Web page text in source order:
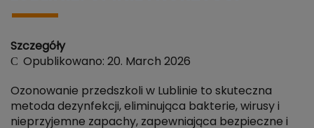
Szczegóły
Opublikowano: 20. March 2026
Ozonowanie przedszkoli w Lublinie to skuteczna
metoda dezynfekcji, eliminująca bakterie, wirusy i
nieprzyjemne zapachy, zapewniająca bezpieczne i